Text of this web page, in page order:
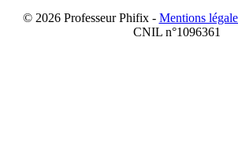
© 2026 Professeur Phifix - Mentions
CNIL n°1096361